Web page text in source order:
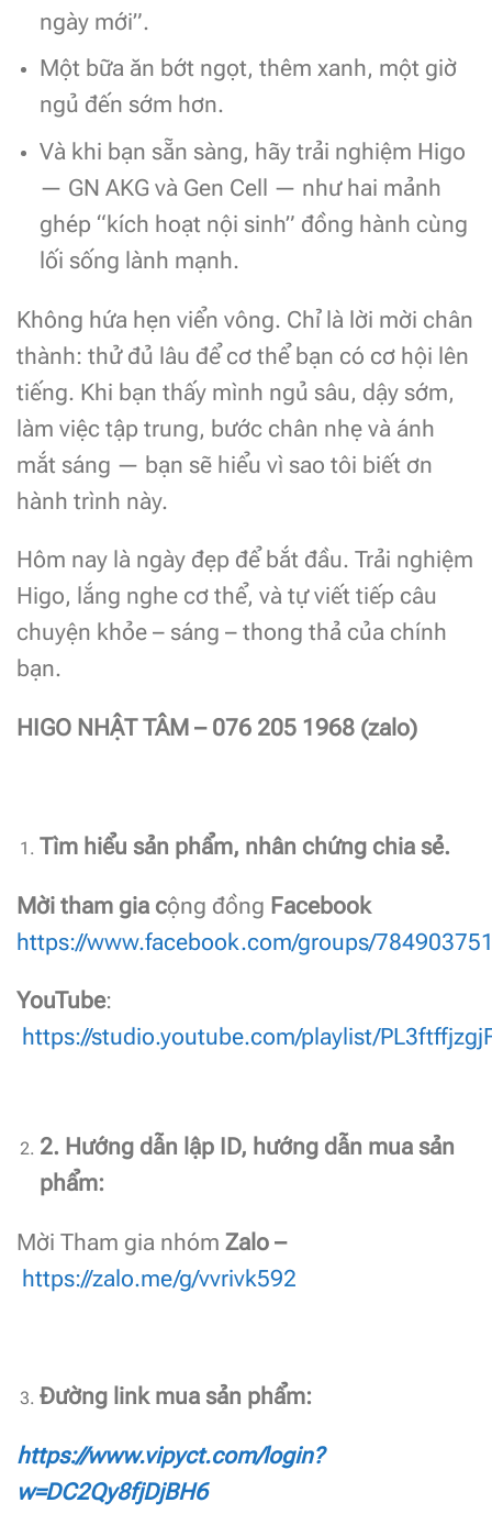
ngày mới”.
Một bữa ăn bớt ngọt, thêm xanh, một giờ
ngủ đến sớm hơn.
Và khi bạn sẵn sàng, hãy trải nghiệm Higo
— GN AKG và Gen Cell — như hai mảnh
ghép “kích hoạt nội sinh” đồng hành cùng
lối sống lành mạnh.
Không hứa hẹn viển vông. Chỉ là lời mời chân
thành: thử đủ lâu để cơ thể bạn có cơ hội lên
tiếng. Khi bạn thấy mình ngủ sâu, dậy sớm,
làm việc tập trung, bước chân nhẹ và ánh
mắt sáng — bạn sẽ hiểu vì sao tôi biết ơn
hành trình này.
Hôm nay là ngày đẹp để bắt đầu. Trải nghiệm
Higo, lắng nghe cơ thể, và tự viết tiếp câu
chuyện khỏe – sáng – thong thả của chính
bạn.
HIGO NHẬT TÂM – 076 205 1968 (zalo)
Tìm hiểu sản phẩm, nhân chứng chia sẻ.
Mời tham gia cộng đồng Facebook
https://www.facebook.com/groups/
YouTube:
https://studio.youtube.com/playlist/
2. Hướng dẫn lập ID, hướng dẫn mua sản
phẩm:
Mời Tham gia nhóm Zalo –
https://zalo.me/g/vvrivk592
Đường link mua sản phẩm:
https://www.vipyct.com/login?
w=DC2Qy8fjDjBH6